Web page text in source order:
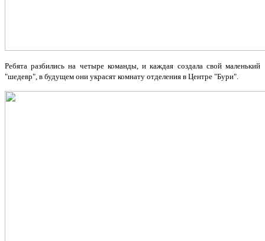
Ребята разбились на четыре команды, и каждая создала свой маленький
"шедевр", в будущем они украсят комнату отделения в Центре "Бури".